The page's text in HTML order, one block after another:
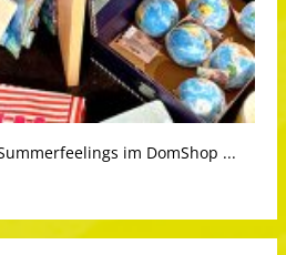
im DomShop ...